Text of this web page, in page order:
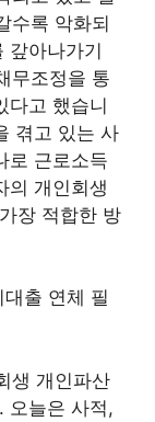
수록 악화되
갚아나가기
무조정을 통
다고 했습니
겪고 있는 사
로 근로소득
의 개인회생
장 적합한 방
생 개인파산
오늘은 사적,